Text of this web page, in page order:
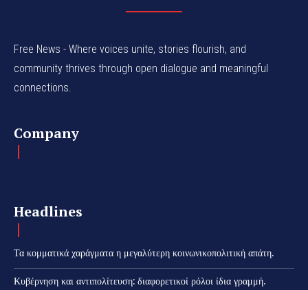
Free News - Where voices unite, stories flourish, and
community thrives through open dialogue and meaningful
connections.
Company
Headlines
Τα κομματικά χαράγματα η μεγαλύτερη κοινωνικοπολιτική απάτη.
Κυβέρνηση και αντιπολίτευση: διαφορετικοί ρόλοι ίδια γραμμή.